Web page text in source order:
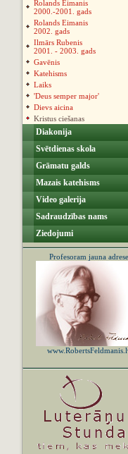
Rolands Eimanis
2000.-2001. gads
Rolands Eimanis
2002. gads
Ilmārs Rubenis
2001. - 2003. gads
Gavēnis
Katehisms
Laiks
'Deus semper major'
Dievs aicina
Kristus ciešanas
Diakonija
Svētdienas skola
Grāmatu galds
Mazais katehisms
Video galerija
Sadraudzības nams
Ziedojumi
Profesoram jauna adrese